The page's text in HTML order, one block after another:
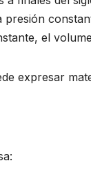
el
expresar